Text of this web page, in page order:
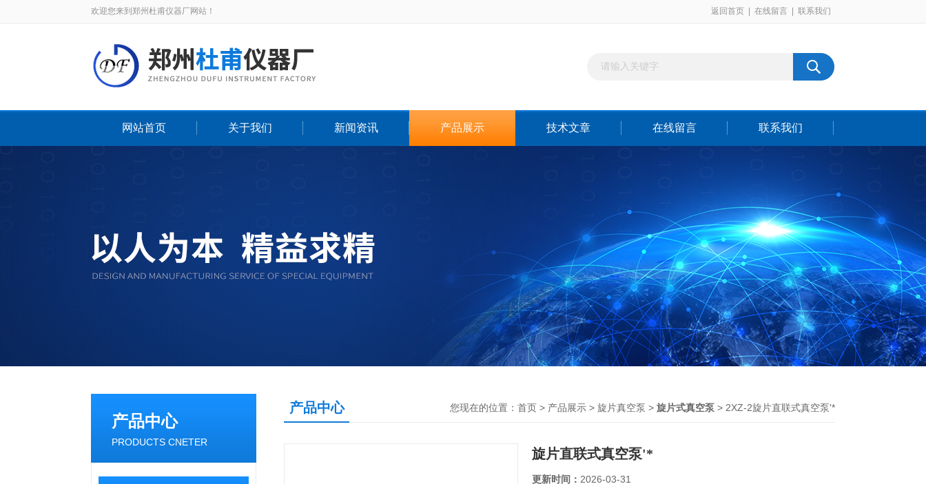
欢迎您来到郑州杜甫仪器厂网站！ 返回首页 在线留言 联系我们
网站首页 关于我们 新闻资讯 产品展示 技术文章 在线留言 联系我们
产品中心
PRODUCTS CNETER
产品中心 您现在的位置： 首页 > 产品展示 > 旋片真空泵 > 旋片式真空泵 > 2XZ-2旋片直联式真空泵'*
旋片直联式真空泵'*
更新时间： 2026-03-31